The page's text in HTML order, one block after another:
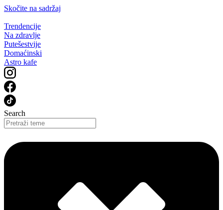
Skočite na sadržaj
Trendencije
Na zdravlje
Putešestvije
Domaćinski
Astro kafe
Search